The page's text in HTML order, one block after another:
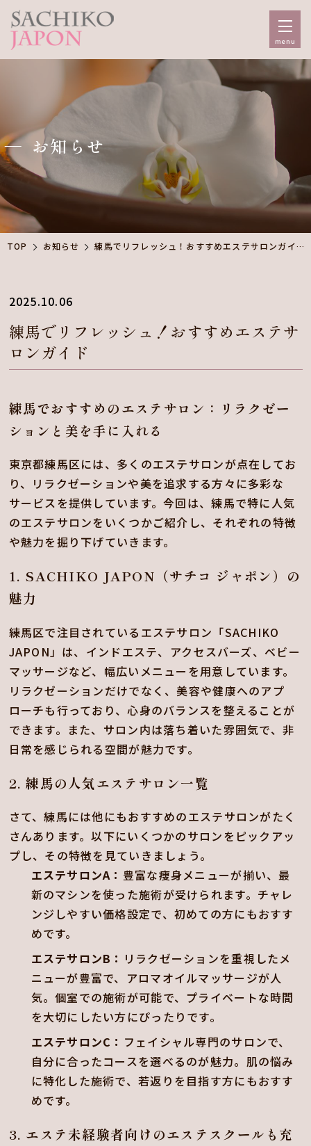
menu
お知らせ
TOP お知らせ 練馬でリフレッシュ！おすすめエステサロンガイド
2025.10.06
練馬でリフレッシュ！おすすめエステサ
ロンガイド
練馬でおすすめのエステサロン：リラクゼー
ションと美を手に入れる
東京都練馬区には、多くのエステサロンが点在してお
り、リラクゼーションや美を追求する方々に多彩な
サービスを提供しています。今回は、練馬で特に人気
のエステサロンをいくつかご紹介し、それぞれの特徴
や魅力を掘り下げていきます。
1. SACHIKO JAPON（サチコ ジャポン）の
魅力
練馬区で注目されているエステサロン「SACHIKO
JAPON」は、インドエステ、アクセスバーズ、ベビー
マッサージなど、幅広いメニューを用意しています。
リラクゼーションだけでなく、美容や健康へのアプ
ローチも行っており、心身のバランスを整えることが
できます。また、サロン内は落ち着いた雰囲気で、非
日常を感じられる空間が魅力です。
2. 練馬の人気エステサロン一覧
さて、練馬には他にもおすすめのエステサロンがたく
さんあります。以下にいくつかのサロンをピックアッ
プし、その特徴を見ていきましょう。
エステサロンA： 豊富な痩身メニューが揃い、最
新のマシンを使った施術が受けられます。チャレ
ンジしやすい価格設定で、初めての方にもおすす
めです。
エステサロンB： リラクゼーションを重視したメ
ニューが豊富で、アロマオイルマッサージが人
気。個室での施術が可能で、プライベートな時間
を大切にしたい方にぴったりです。
エステサロンC： フェイシャル専門のサロンで、
自分に合ったコースを選べるのが魅力。肌の悩み
に特化した施術で、若返りを目指す方にもおすす
めです。
3. エステ未経験者向けのエステスクールも充